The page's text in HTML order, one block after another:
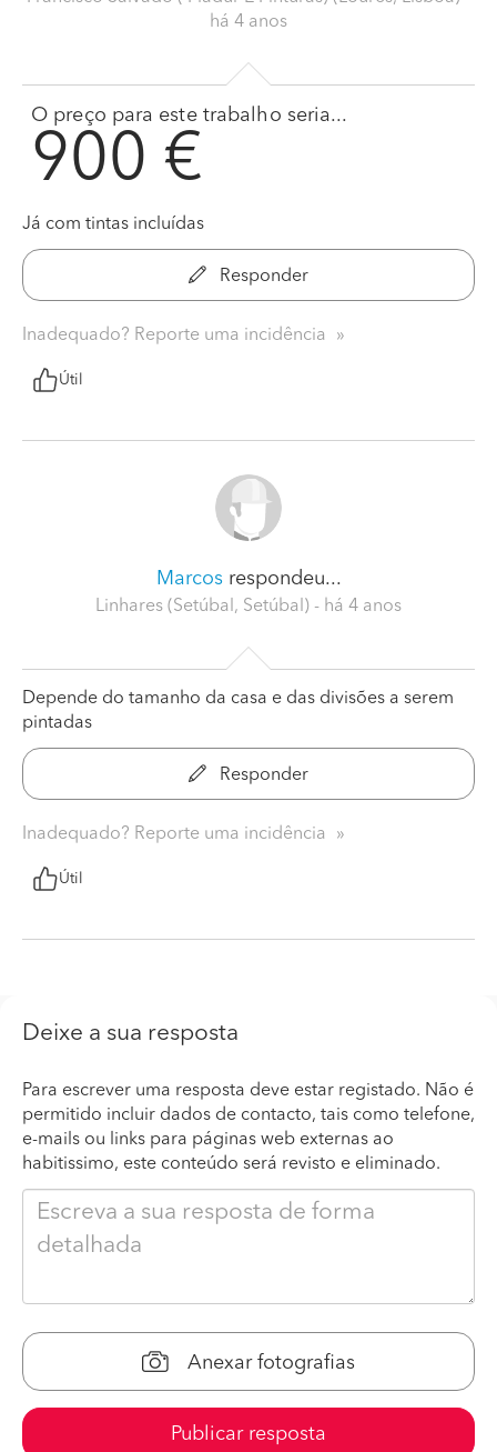
há 4 anos
O preço para este trabalho seria...
900 €
Já com tintas incluídas
Responder
Inadequado? Reporte uma incidência
Útil
Marcosrespondeu...
Linhares (Setúbal, Setúbal) - há 4 anos
Depende do tamanho da casa e das divisões a serem
pintadas
Responder
Inadequado? Reporte uma incidência
Útil
Deixe a sua resposta
Para escrever uma resposta deve estar registado. Não é
permitido incluir dados de contacto, tais como telefone,
e-mails ou links para páginas web externas ao
habitissimo, este conteúdo será revisto e eliminado.
Anexar fotografias
Publicar resposta